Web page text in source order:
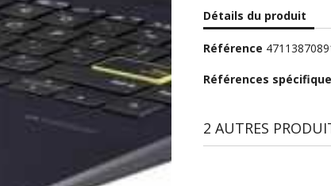
Détails du produit
Référence
Références
2 AUTRES